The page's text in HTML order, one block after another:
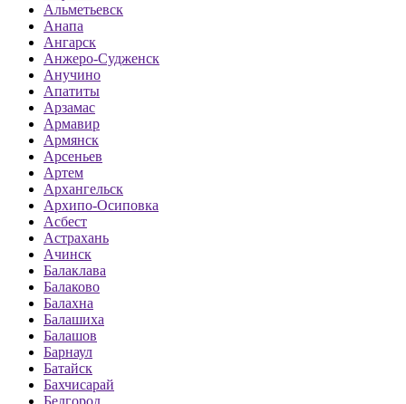
Альметьевск
Анапа
Ангарск
Анжеро-Судженск
Анучино
Апатиты
Арзамас
Армавир
Армянск
Арсеньев
Артем
Архангельск
Архипо-Осиповка
Асбест
Астрахань
Ачинск
Балаклава
Балаково
Балахна
Балашиха
Балашов
Барнаул
Батайск
Бахчисарай